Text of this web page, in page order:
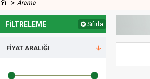
Arama
FILTRELEME Sıfırla
FIYAT ARALIĞI